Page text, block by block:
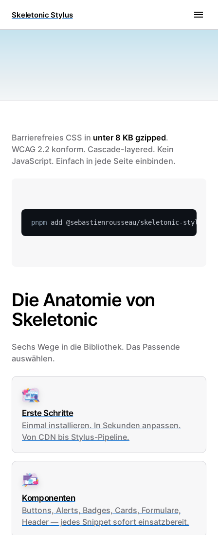
Skeletonic Stylus
Barrierefreies CSS in unter 8 KB gzipped.
WCAG 2.2 konform. Cascade-layered. Kein
JavaScript. Einfach in jede Seite einbinden.
pnpm
Die Anatomie von
Skeletonic
Sechs Wege in die Bibliothek. Das Passende
auswählen.
Erste Schritte
Einmal installieren. In Sekunden anpassen.
Von CDN bis Stylus-Pipeline.
Komponenten
Buttons, Alerts, Badges, Cards, Formulare,
Header — jedes Snippet sofort einsatzbereit.